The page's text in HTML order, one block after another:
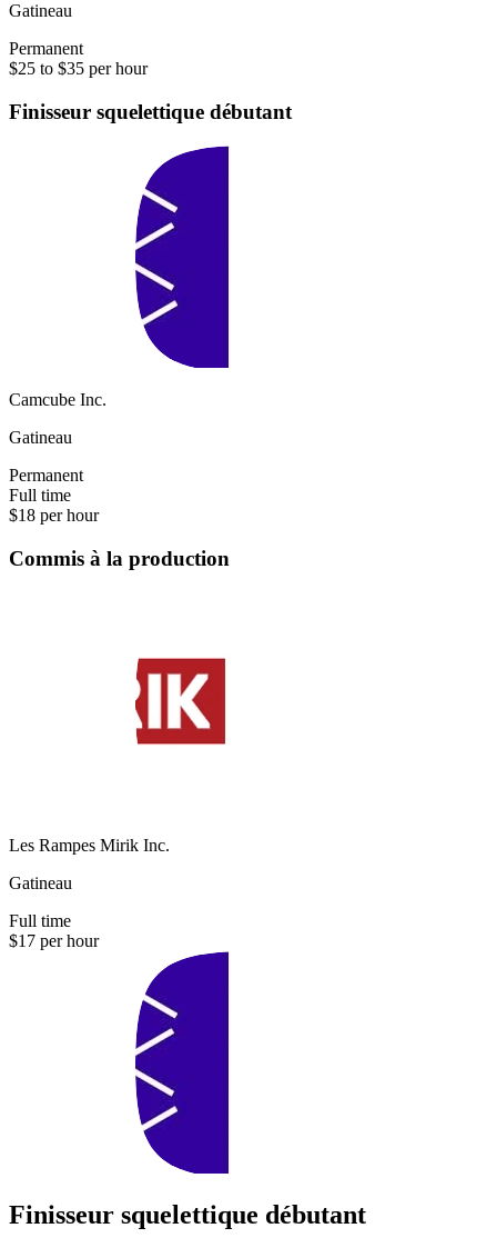
Gatineau
Permanent
$25 to $35 per hour
Finisseur squelettique débutant
Camcube Inc.
Gatineau
Permanent
Full time
$18 per hour
Commis à la production
Les Rampes Mirik Inc.
Gatineau
Full time
$17 per hour
Finisseur squelettique débutant